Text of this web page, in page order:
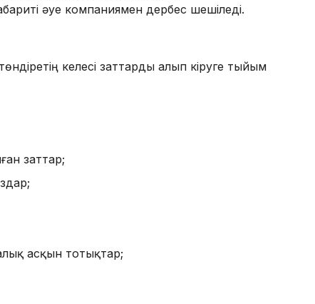
әуе компаниямен дербес шешіледі.
келесі заттарды алып кіруге тыйым
заттар;
асқын тотықтар;